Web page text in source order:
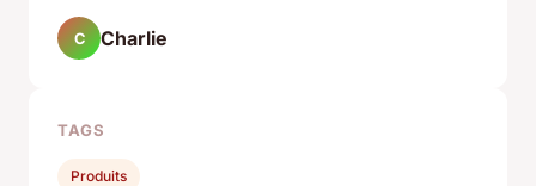
C Charlie
TAGS
Produits